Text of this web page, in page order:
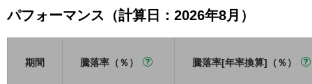
パフォーマンス（計算日：2026年8月）
期間 騰落率（％） 騰落率[年率換算]（％）